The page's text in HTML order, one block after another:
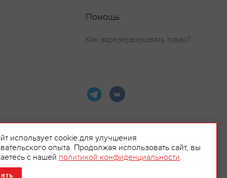
Помощь
Как зарезервировать товар?
использует cookie для улучшения
опыта. Продолжая использовать сайт, вы
с нашей политикой конфиденциальности.